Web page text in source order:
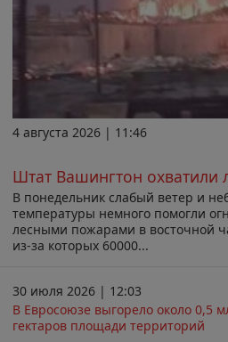
4 августа 2026 | 11:46
Штат Вашингтон охватили
В понедельник слабый ветер и
температуры немного помогли
лесными пожарами в восточной
из-за которых 60000...
30 июля 2026 | 12:03
В Евросоюзе выгорело около 0,5
гектаров площади территорий